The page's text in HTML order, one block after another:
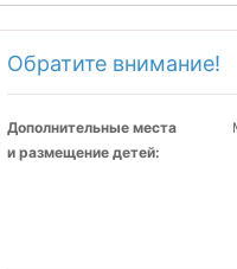
Обратите внимание!
Дополнительные места
и размещение детей: